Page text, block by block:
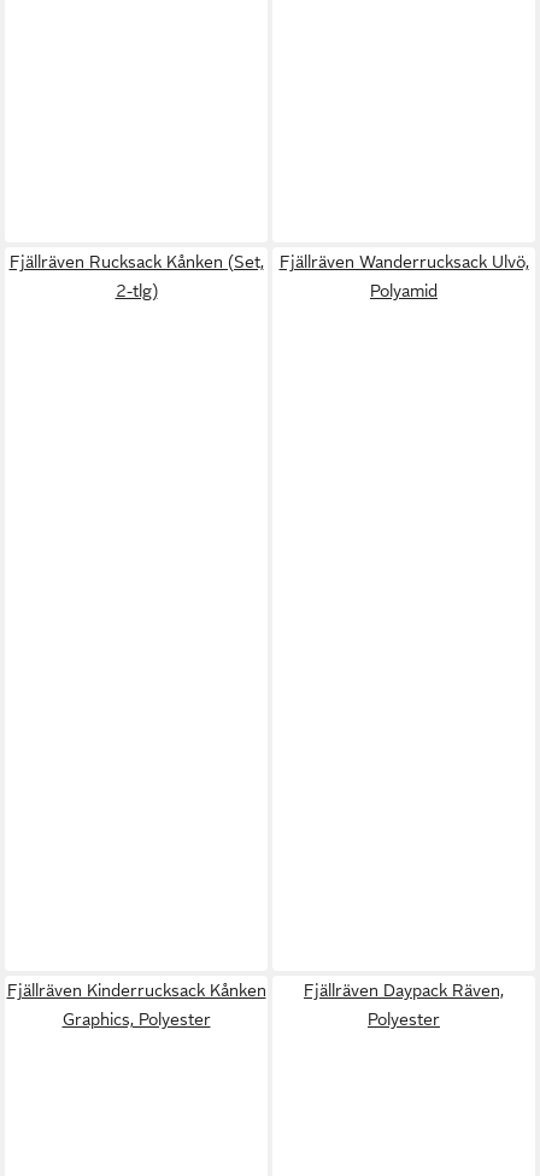
Fjällräven Rucksack Kånken (Set,
2-tlg)
Fjällräven Wanderrucksack Ulvö,
Polyamid
Fjällräven Kinderrucksack Kånken
Graphics, Polyester
Fjällräven Daypack Räven,
Polyester